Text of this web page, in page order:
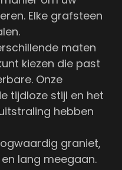
Elke grafsteen
maten
kiezen die past
Onze
tijdloze stijl en het
hebben
graniet,
lang meegaan.